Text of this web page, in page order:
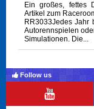
Ein großes, fettes
Artikel zum
RR3033Jedes Jahr
Autorennspielen
Simulationen. Die...
Follow us